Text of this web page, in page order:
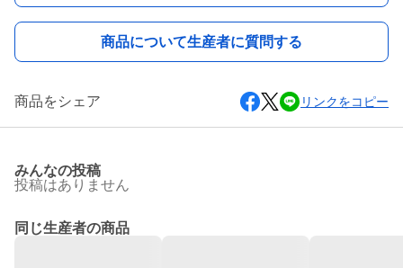
商品について生産者に質問する
商品をシェア リンクをコピー
みんなの投稿
投稿はありません
同じ生産者の商品